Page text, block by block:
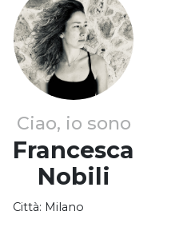
Ciao, io sono
Francesca
Nobili
Città: Milano